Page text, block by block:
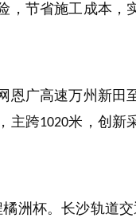
，节省施工成本，
恩广高速万州新田
主跨1020米，创新
洲杯。长沙轨道交